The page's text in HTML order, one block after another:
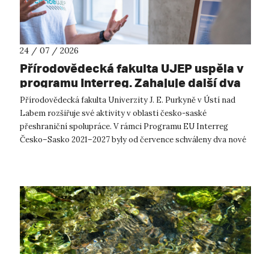
24 / 07 / 2026
Přírodovědecká fakulta UJEP uspěla v
programu Interreg. Zahajuje další dva
přeshraniční projekty se saskými
partnery
Přírodovědecká fakulta Univerzity J. E. Purkyně v Ústí nad
Labem rozšiřuje své aktivity v oblasti česko-saské
přeshraniční spolupráce. V rámci Programu EU Interreg
Česko–Sasko 2021–2027 byly od července schváleny dva nové